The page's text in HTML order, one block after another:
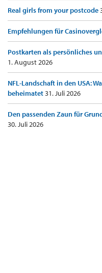
Real girls from your postcode
Empfehlungen für
Postkarten als persönliches
1. August 2026
NFL-Landschaft in den USA:
beheimatet31. Juli 2026
Den passenden Zaun für
30. Juli 2026